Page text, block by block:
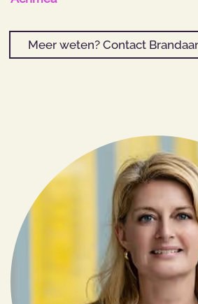
Meer weten? Contact